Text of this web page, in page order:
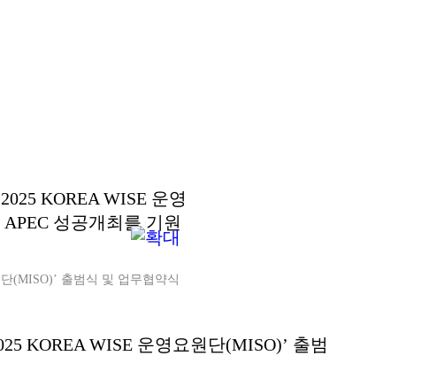
(MISO)’ 출범식 및 업무협약식
KOREA WISE 운영요원단(MISO)’ 출범